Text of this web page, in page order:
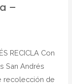
–
RECICLA Con
San Andrés
recolección de